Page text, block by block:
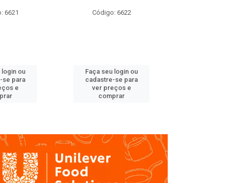
6621
login ou
se para
e
Código: 6622
Faça seu login ou
cadastre-se para
ver preços e
comprar